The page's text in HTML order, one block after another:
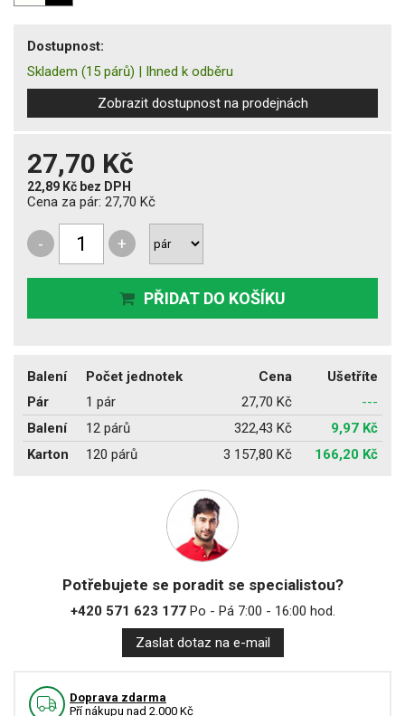
Dostupnost:
Skladem (15 párů) | Ihned k odběru
Zobrazit dostupnost na prodejnách
27,70 Kč
22,89 Kč bez DPH
Cena za pár: 27,70 Kč
- +
PŘIDAT DO KOŠÍKU
Balení Počet jednotek Cena
Ušetříte
Pár
1 pár 27,70 Kč
---
Balení
12 párů 322,43 Kč
9,97 Kč
Karton
120 párů 3 157,80 Kč 166,20 Kč
Potřebujete se poradit se specialistou?
+420 571 623 177Po - Pá 7:00 - 16:00 hod.
Zaslat dotaz na e-mail
Doprava zdarma
Pří nákupu nad 2.000 Kč